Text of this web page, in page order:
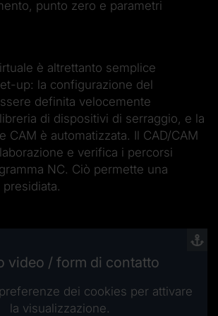
punto zero e parametri
è altrettanto semplice
up: la configurazione del
definita velocemente
di dispositivi di serraggio, e la
CAM è automatizzata. Il CAD/CAM
e verifica i percorsi
NC. Ciò permette una
video / form di contatto
dei cookies per attivare
la visualizzazione.